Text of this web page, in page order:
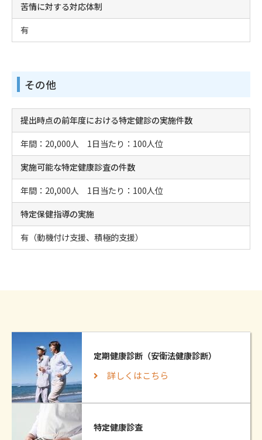
苦情に対する対応体制
有
その他
提出時点の前年度における特定健診の実施件数
年間：20,000人 1日当たり：100人位
実施可能な特定健康診査の件数
年間：20,000人 1日当たり：100人位
特定保健指導の実施
有（動機付け支援、積極的支援）
定期健康診断（安衛法健康診断）
詳しくはこちら
特定健康診査